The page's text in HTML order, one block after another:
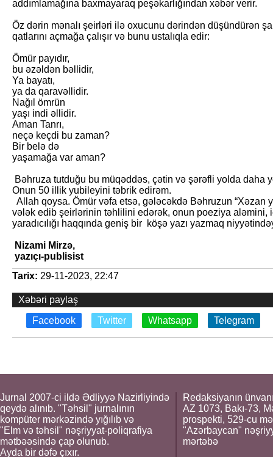
addımlamağına baxmayaraq peşəkarlığından xəbər verir.
Öz dərin mənalı şeirləri ilə oxucunu dərindən düşündürən
qatlarını açmağa çalışır və bunu ustalıqla edir:
Ömür payıdır,
bu əzəldən bəllidir,
Ya bayatı,
ya da qaravəllidir.
Nağıl ömrün
yaşı indi əllidir.
Aman Tanrı,
neçə keçdi bu zaman?
Bir belə də
yaşamağa var aman?
Bəhruza tutduğu bu müqəddəs, çətin və şərəfli yolda daha
Onun 50 illik yubileyini təbrik edirəm.
Allah qoysa. Ömür vəfa etsə, gələcəkdə Bəhruzun “Xəzan
vələk edib şeirlərinin təhlilini edərək, onun poeziya aləmini,
yaradıcılığı haqqında geniş bir köşə yazı yazmaq
Nizami Mirzə,
yazıçı-publisist
Tarix: 29-11-2023, 22:47
Xəbəri paylaş
Facebook
Twitter Whatsapp Telegram
Jurnal 2007-ci ildə Ədliyyə Nazirliyində
qeydə alınıb. "Təhsil" jurnalının
kompüter mərkəzində yığılıb və
"Elm və təhsil" nəşriyyat-poliqrafiya
mətbəəsində çap olunub.
Ayda bir dəfə çıxır.
Redaksiyanın
AZ 1073, Bakı-73,
prospekti, 529-cu
"Azərbaycan"
mərtəbə